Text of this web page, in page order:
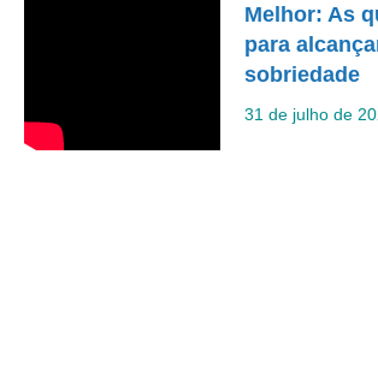
Melhor: As
para
sobriedade
31 de julho de